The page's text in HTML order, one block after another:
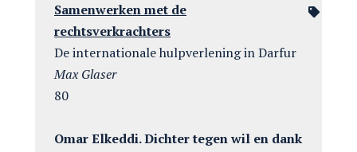
Samenwerken met de
rechtsverkrachters
De internationale hulpverlening in Darfur
Max Glaser
80
Omar Elkeddi. Dichter tegen wil en dank